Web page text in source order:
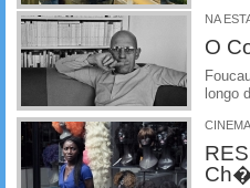
NA
O
longo